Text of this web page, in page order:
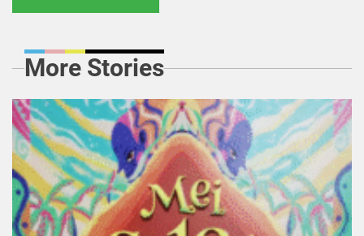
More Stories